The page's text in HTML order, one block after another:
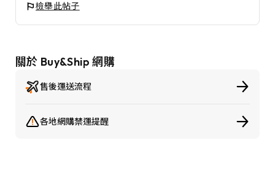
檢舉此帖子
關於 Buy&Ship 網購
售後運送流程
各地網購禁運提醒